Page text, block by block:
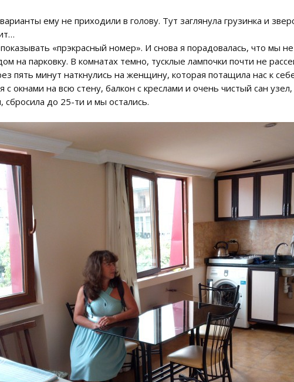
ему не приходили в голову. Тут заглянула грузинка и
«прэкрасный номер». И снова я порадовалась, что мы
на парковку. В комнатах темно, тусклые лампочки почти не
пять минут наткнулись на женщину, которая потащила нас к
с окнами на всю стену, балкон с креслами и очень чистый сан
сбросила до 25-ти и мы остались.